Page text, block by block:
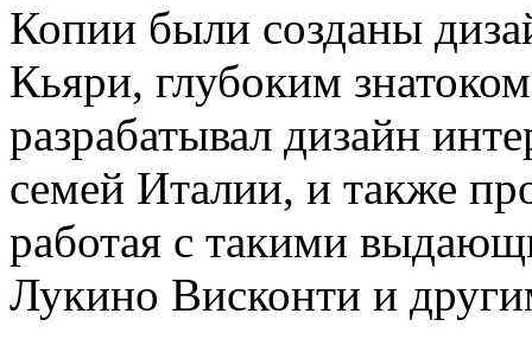
Копии были созданы
Кьяри, глубоким
разрабатывал дизайн
семей Италии, и также
работая с такими
Лукино Висконти и